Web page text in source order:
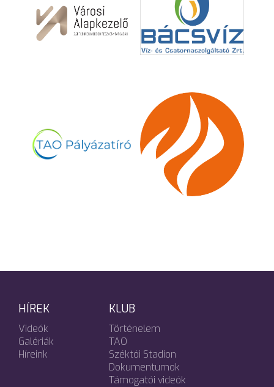
HÍREK
Videók
Galériák
Híreink
KLUB
Történelem
TAO
Széktói Stadion
Dokumentumok
Támogatói videók